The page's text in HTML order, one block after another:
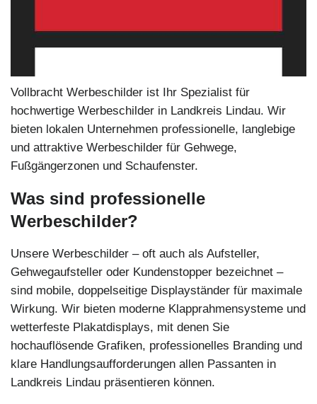
Vollbracht Werbeschilder ist Ihr Spezialist für
hochwertige Werbeschilder in Landkreis Lindau. Wir
bieten lokalen Unternehmen professionelle, langlebige
und attraktive Werbeschilder für Gehwege,
Fußgängerzonen und Schaufenster.
Was sind professionelle
Werbeschilder?
Unsere Werbeschilder – oft auch als Aufsteller,
Gehwegaufsteller oder Kundenstopper bezeichnet –
sind mobile, doppelseitige Displayständer für maximale
Wirkung. Wir bieten moderne Klapprahmensysteme und
wetterfeste Plakatdisplays, mit denen Sie
hochauflösende Grafiken, professionelles Branding und
klare Handlungsaufforderungen allen Passanten in
Landkreis Lindau präsentieren können.